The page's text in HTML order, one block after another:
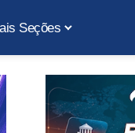
Seções